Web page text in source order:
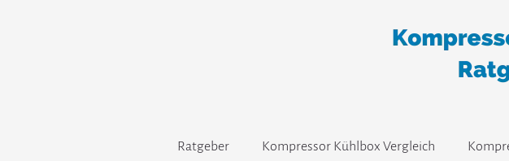
Ratgeber Kompressor Kühlbox Vergleich